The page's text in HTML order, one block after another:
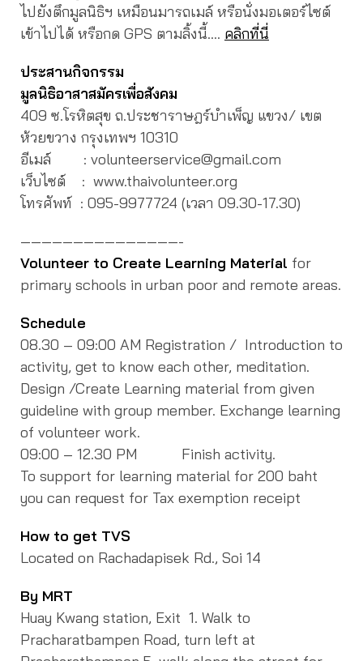
ไปยังตึกมูลนิธิฯ เหมือนมารถเมล์ หรือนั่งมอเตอร์ไซต์
เข้าไปได้ หรือกด GPS ตามลิ้งนี้…. คลิกที่นี่
ประสานกิจกรรม
มูลนิธิอาสาสมัครเพื่อสังคม
409 ซ.โรหิตสุข ถ.ประชาราษฎร์บำเพ็ญ แขวง/ เขต
ห้วยขวาง กรุงเทพฯ 10310
อีเมล์ : volunteerservice@gmail.com
เว็บไซต์ : www.thaivolunteer.org
โทรศัพท์ : 095-9977724 (เวลา 09.30-17.30)
———————————————-
Volunteer to Create Learning Material for
primary schools in urban poor and remote areas.
Schedule
08.30 – 09:00 AM Registration / Introduction to
activity, get to know each other, meditation.
Design /Create Learning material from given
guideline with group member. Exchange learning
of volunteer work.
09:00 – 12.30 PM Finish activity.
To support for learning material for 200 baht
you can request for Tax exemption receipt
How to get TVS
Located on Rachadapisek Rd., Soi 14
By MRT
Huay Kwang station, Exit 1. Walk to
Pracharatbampen Road, turn left at